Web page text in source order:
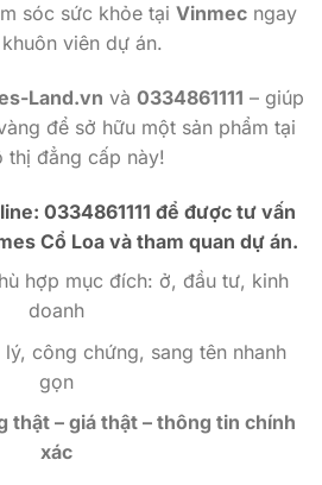
sóc sức khỏe tại Vinmec ngay
viên dự án.
Land.vn và 0334861111 – giúp
để sở hữu một sản phẩm tại
thị đẳng cấp này!
0334861111 để được tư vấn
Cổ Loa và tham quan dự án.
hợp mục đích: ở, đầu tư, kinh
doanh
công chứng, sang tên nhanh
gọn
thật – giá thật – thông tin chính
xác